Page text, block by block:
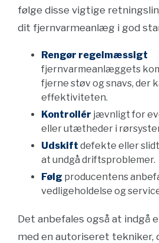
følge disse vigtige
dit fjernvarmeanlæg i god
Rengør regelmæssigt
fjernvarmeanlæggets
fjerne støv og snavs, der
effektiviteten.
Kontrollér jævnligt for
eller utætheder i
Udskift defekte eller
at undgå driftsproblemer.
Følg producentens
vedligeholdelse og
Det anbefales også at indgå
med en autoriseret tekniker,